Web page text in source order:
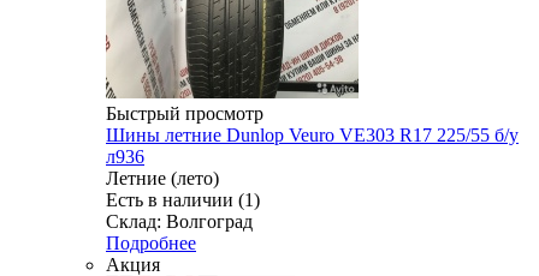
Быстрый просмотр
Шины летние Dunlop Veuro VE303 R17 225/55 б/у
л936
Летние (лето)
Есть в наличии (1)
Склад: Волгоград
Подробнее
Акция